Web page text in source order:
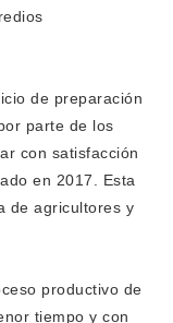
de preparación
parte de los
con satisfacción
en 2017. Esta
de agricultores y
productivo de
tiempo y con